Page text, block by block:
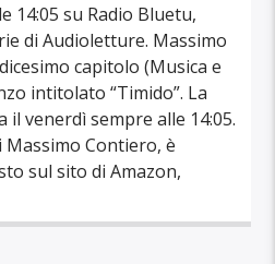
14:05 su Radio Bluetu,
di Audioletture. Massimo
capitolo (Musica e
intitolato “Timido”. La
venerdì sempre alle 14:05.
Massimo Contiero, è
sul sito di Amazon,